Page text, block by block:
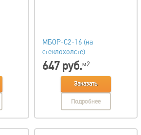
МБОР-С2-16 (на
стеклохолсте)
647 руб.м2
Заказать
Подробнее